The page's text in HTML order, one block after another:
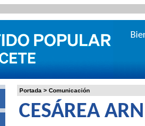
Portada > Comunicación
CESÁREA